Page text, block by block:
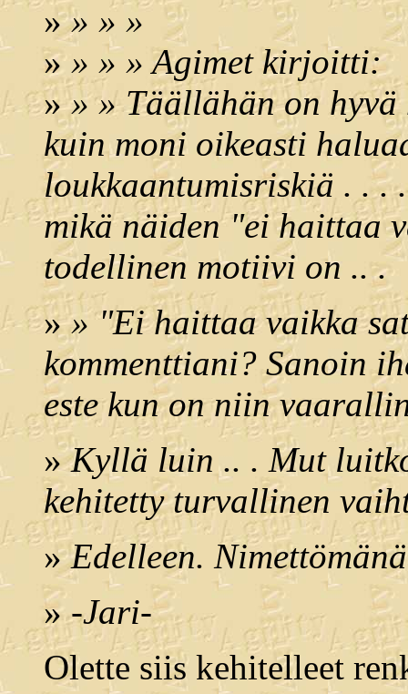
»» » »
» » » » Agimet kirjoitti:
»» » Täällähän on
kuin moni oikeasti
loukkaantumisriskiä . .
mikä näiden "ei haittaa
todellinen motiivi on .. .
»» "Ei haittaa vaikka
kommenttiani? Sanoin
este kun on niin
»Kyllä luin .. . Mut
kehitetty turvallinen
»Edelleen.
»-Jari-
Olette siis kehitelleet